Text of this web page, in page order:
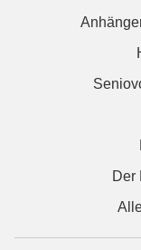
Der